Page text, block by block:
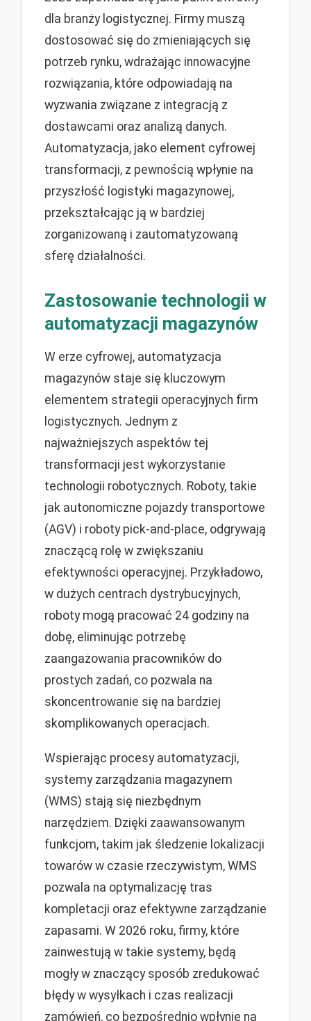
dla branży logistycznej. Firmy muszą
dostosować się do zmieniających się
potrzeb rynku, wdrażając innowacyjne
rozwiązania, które odpowiadają na
wyzwania związane z integracją z
dostawcami oraz analizą danych.
Automatyzacja, jako element cyfrowej
transformacji, z pewnością wpłynie na
przyszłość logistyki magazynowej,
przekształcając ją w bardziej
zorganizowaną i zautomatyzowaną
sferę działalności.
Zastosowanie technologii w
automatyzacji magazynów
W erze cyfrowej, automatyzacja
magazynów staje się kluczowym
elementem strategii operacyjnych firm
logistycznych. Jednym z
najważniejszych aspektów tej
transformacji jest wykorzystanie
technologii robotycznych. Roboty, takie
jak autonomiczne pojazdy transportowe
(AGV) i roboty pick-and-place, odgrywają
znaczącą rolę w zwiększaniu
efektywności operacyjnej. Przykładowo,
w dużych centrach dystrybucyjnych,
roboty mogą pracować 24 godziny na
dobę, eliminując potrzebę
zaangażowania pracowników do
prostych zadań, co pozwala na
skoncentrowanie się na bardziej
skomplikowanych operacjach.
Wspierając procesy automatyzacji,
systemy zarządzania magazynem
(WMS) stają się niezbędnym
narzędziem. Dzięki zaawansowanym
funkcjom, takim jak śledzenie lokalizacji
towarów w czasie rzeczywistym, WMS
pozwala na optymalizację tras
kompletacji oraz efektywne zarządzanie
zapasami. W 2026 roku, firmy, które
zainwestują w takie systemy, będą
mogły w znaczący sposób zredukować
błędy w wysyłkach i czas realizacji
zamówień, co bezpośrednio wpłynie na